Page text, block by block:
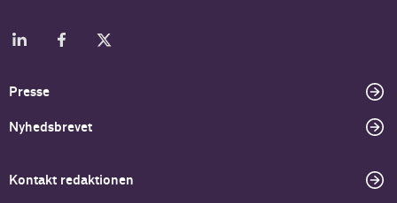
Presse
Nyhedsbrevet
Kontakt redaktionen